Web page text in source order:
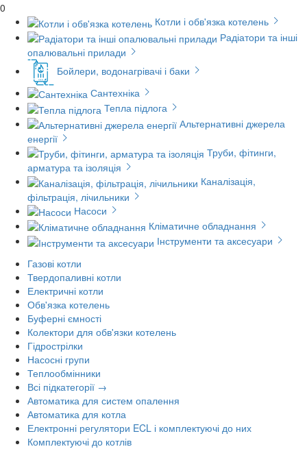
0
Котли і обв'язка котелень
Радіатори та інші
опалювальні прилади
Бойлери, водонагрівачі і баки
Сантехніка
Тепла підлога
Альтернативні джерела
енергії
Труби, фітинги,
арматура та ізоляція
Каналізація,
фільтрація, лічильники
Насоси
Кліматичне обладнання
Інструменти та аксесуари
Газові котли
Твердопаливні котли
Електричні котли
Обв'язка котелень
Буферні ємності
Колектори для обв'язки котелень
Гідрострілки
Насосні групи
Теплообмінники
Всі підкатегорії →
Автоматика для систем опалення
Автоматика для котла
Електронні регулятори ECL і комплектуючі до них
Комплектуючі до котлів